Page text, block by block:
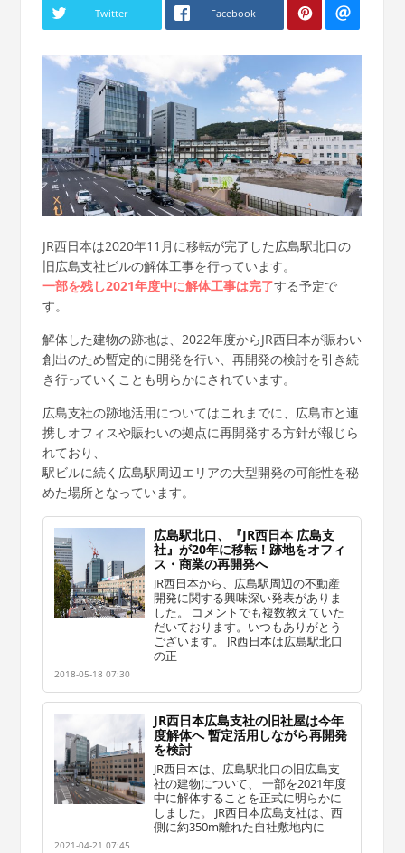
Twitter Facebook
JR西日本は2020年11月に移転が完了した広島駅北口の
旧広島支社ビルの解体工事を行っています。
一部を残し2021年度中に解体工事は完了する予定で
す。
解体した建物の跡地は、2022年度からJR西日本が賑わい
創出のため暫定的に開発を行い、再開発の検討を引き続
き行っていくことも明らかにされています。
広島支社の跡地活用についてはこれまでに、広島市と連
携しオフィスや賑わいの拠点に再開発する方針が報じら
れており、
駅ビルに続く広島駅周辺エリアの大型開発の可能性を秘
めた場所となっています。
広島駅北口、『JR西日本 広島支
社』が20年に移転！跡地をオフィ
ス・商業の再開発へ
JR西日本から、広島駅周辺の不動産
開発に関する興味深い発表がありま
した。 コメントでも複数教えていた
だいております。いつもありがとう
ございます。 JR西日本は広島駅北口
の正
2018-05-18 07:30
JR西日本広島支社の旧社屋は今年
度解体へ 暫定活用しながら再開発
を検討
JR西日本は、広島駅北口の旧広島支
社の建物について、 一部を2021年度
中に解体することを正式に明らかに
しました。 JR西日本広島支社は、西
側に約350m離れた自社敷地内に
2021-04-21 07:45